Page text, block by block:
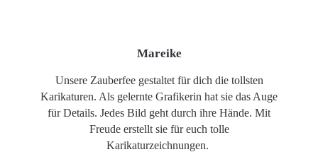
Mareike
Unsere Zauberfee gestaltet für dich die tollsten
Karikaturen. Als gelernte Grafikerin hat sie das Auge
für Details. Jedes Bild geht durch ihre Hände. Mit
Freude erstellt sie für euch tolle
Karikaturzeichnungen.